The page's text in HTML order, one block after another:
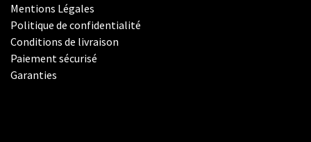
Mentions Légales
Politique de confidentialité
Conditions de livraison
Paiement sécurisé
Garanties